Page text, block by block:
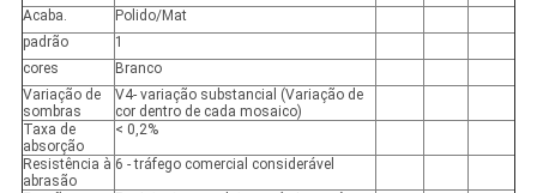
Acaba.
Polido/Mat
padrão
1
cores
Branco
Variação de
sombras
V4- variação substancial (Variação de
cor dentro de cada mosaico)
Taxa de
absorção
< 0,2%
Resistência à
abrasão
6 - tráfego comercial considerável